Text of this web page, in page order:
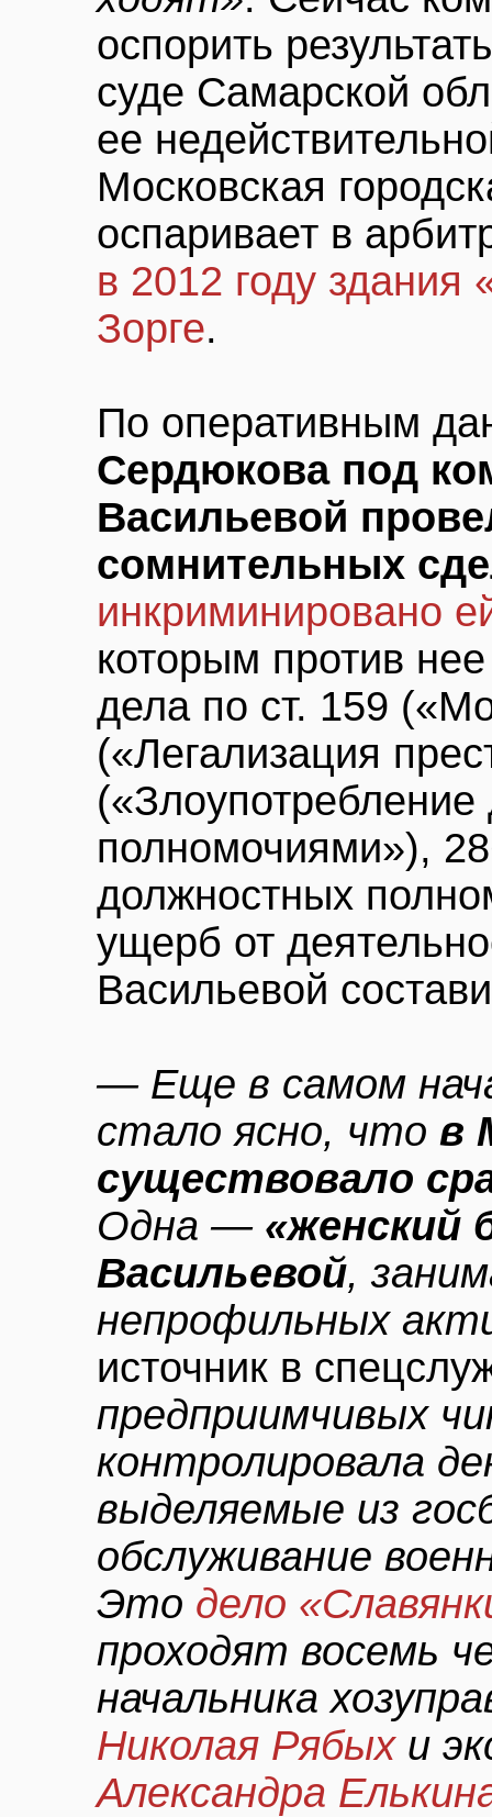
оспорить
суде Самарской
ее
Московская
оспаривает в
в 2012 году здания
Зорге.
По оперативным
Сердюкова под
Васильевой
сомнительных
инкриминировано
которым против
дела по ст. 159
(«Легализация
полномочиями»),
должностных
ущерб от
Васильевой
— Еще в самом
стало ясно, что в
существовало
Одна — «женский
Васильевой,
непрофильных
источник в
предприимчивых
контролировала
выделяемые из
обслуживание
Это дело
проходят восемь
начальника
Николая Рябыхи
Александра